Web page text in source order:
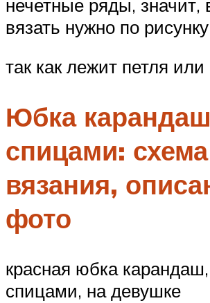
нечетные ряды, значит,
вязать нужно по
так как лежит петля или
Юбка карандаш
спицами: схема
вязания,
фото
красная юбка
спицами, на девушке